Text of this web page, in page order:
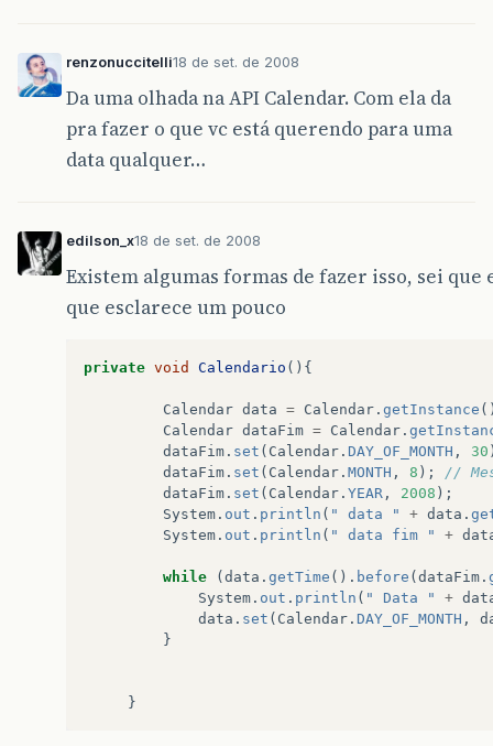
renzonuccitelli18 de set. de 2008
Da uma olhada na API Calendar. Com ela da
pra fazer o que vc está querendo para uma
data qualquer…
edilson_x18 de set. de 2008
Existem algumas formas de fazer isso, sei que
que esclarece um pouco
private void Calendario (){
Calendar data = Calendar . getInstance
Calendar dataFim = Calendar .
dataFim . set ( Calendar . DAY_OF_MONTH , 30
dataFim . set ( Calendar . MONTH , 8 );
//
dataFim . set ( Calendar . YEAR , 2008 );
System . out . println ( " data " + data .
System . out . println ( " data fim " +
while (data . getTime (). before (dataFim .
System . out . println ( " Data " +
data . set ( Calendar . DAY_OF_MONTH ,
}
}